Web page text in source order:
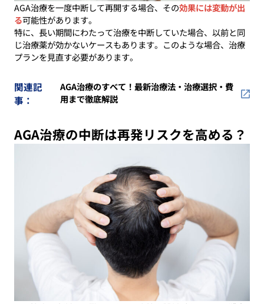
AGA治療を一度中断して再開する場合、その効果には変動が出
る可能性があります。
特に、長い期間にわたって治療を中断していた場合、以前と同
じ治療薬が効かないケースもあります。このような場合、治療
プランを見直す必要があります。
関連記
事：
AGA治療のすべて！最新治療法・治療選択・費
用まで徹底解説
AGA治療の中断は再発リスクを高める？